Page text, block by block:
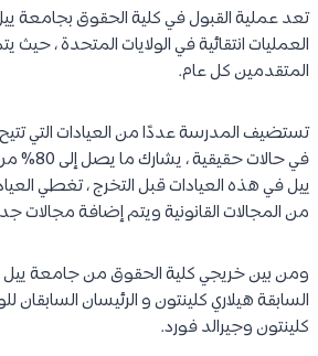
تعد عملية القبول في كلية الحقوق بجامعة
المتقدمين كل عام.
تستضيف المدرسة عددًا من العيادات التي
في حالات
ييل في هذه العيادات قبل التخرج ، تغطي
من المجالات القانونية ويتم إضافة مجالات
ومن بين خريجي كلية الحقوق من جامعة ييل
السابقة هيلاري كلينتون و الرئيسان السابقان
كلينتون وجيرالد فورد.